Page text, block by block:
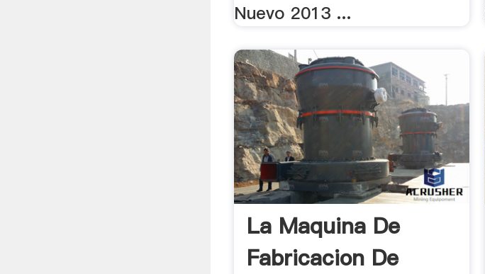
Nuevo 2013 ...
La Maquina De
Fabricacion De